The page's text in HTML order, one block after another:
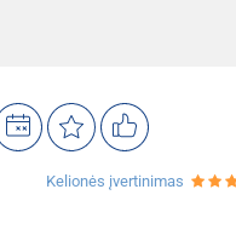
Kelionės įvertinimas